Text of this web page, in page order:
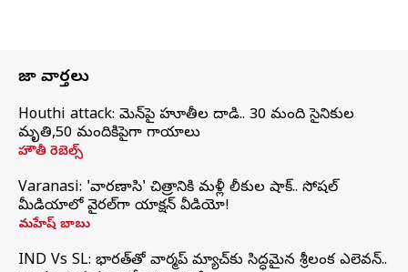
తాజా వార్తలు
Houthi attack: యెమెన్‌పై హూతీల దాడి.. 30 మంది సైనికుల
మృతి,50 మందికిపైగా గాయాలు
హౌతీ రెబెల్స్
Varanasi: 'వారణాసి' చిత్రానికి మళ్లీ లీకుల షాక్.. సోషల్
మీడియాలో వైరల్‌గా యాక్షన్ వీడియో!
మహేష్ బాబు
IND Vs SL: భారత్‌తో వార్మప్‌ మ్యాచ్‌కు సిద్ధమైన శ్రీలంక ఎలెవన్..